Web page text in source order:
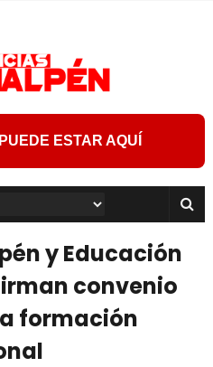
ESTAR AQUÍ
y Educación
convenio
formación